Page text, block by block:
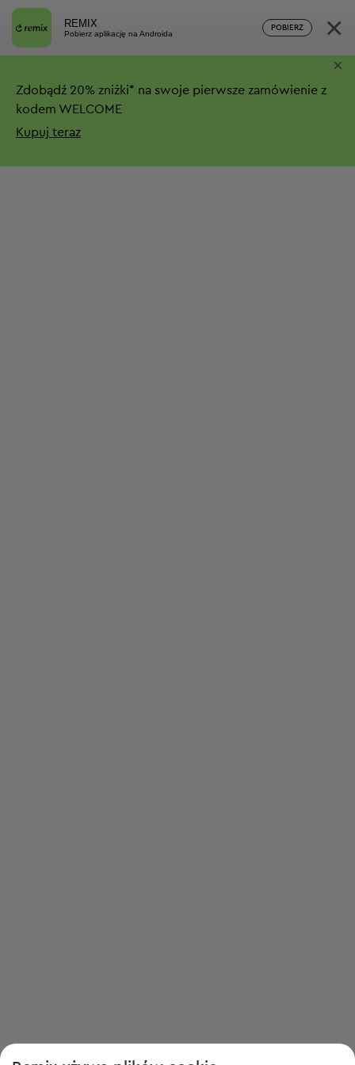
REMIX
Pobierz aplikację na Androida
POBIERZ ×
Zdobądź 20% zniżki* na swoje pierwsze zamówienie z
kodem WELCOME
Kupuj teraz
×